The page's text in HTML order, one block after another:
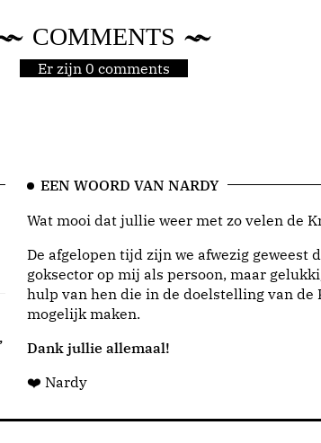
COMMENTS
Er zijn 0 comments
EEN WOORD VAN NARDY
Wat mooi dat jullie weer met zo velen de
De afgelopen tijd zijn we afwezig geweest
goksector op mij als persoon, maar
hulp van hen die in de doelstelling van de
mogelijk maken.
Dank jullie allemaal!
❤️ Nardy